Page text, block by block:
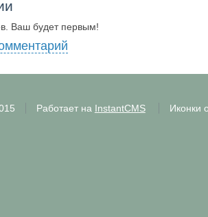
Ваш будет первым!
Работает на InstantCMS Иконки